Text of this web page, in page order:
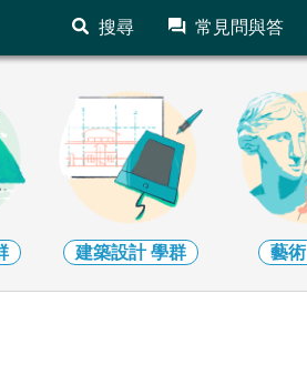
搜尋 常見問與答
建築設計學群 藝術